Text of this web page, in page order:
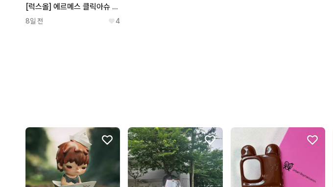
[럭스올] 에르메스 클릭아슈 PM 블랙 금장 팔찌 LB1425
8일 전 4